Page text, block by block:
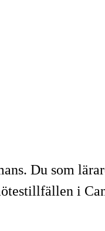
Du som
i